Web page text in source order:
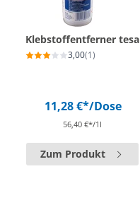
Klebstoffentferner tesa
3,00(1)
11,28 €*/Dose
56,40 €*/1l
Zum Produkt